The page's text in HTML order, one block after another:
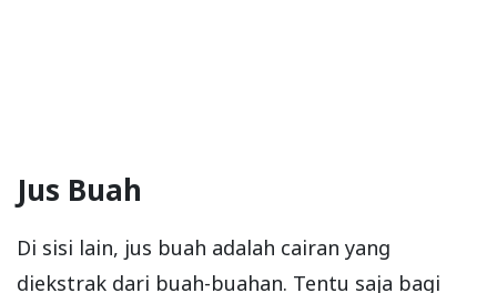
Jus Buah
Di sisi lain, jus buah adalah cairan yang
diekstrak dari buah-buahan. Tentu saja bagi